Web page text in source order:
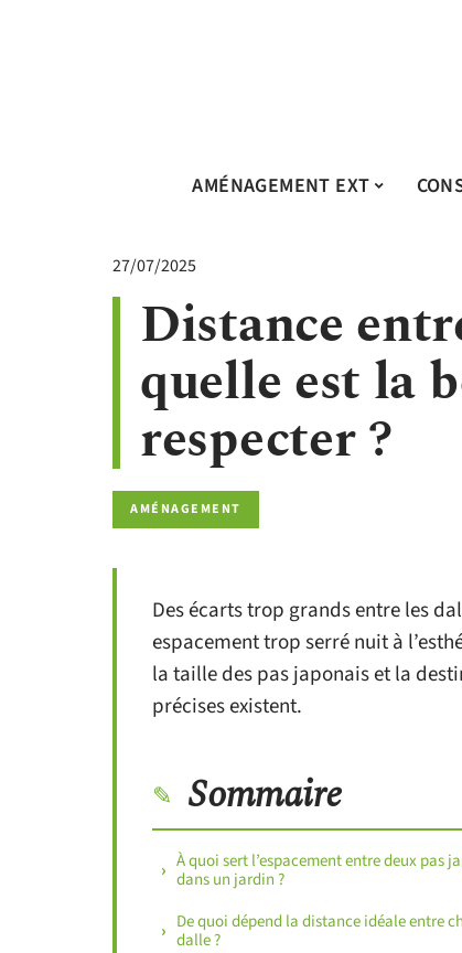
AMÉNAGEMENT EXT
27/07/2025
Distance
quelle est la
respecter ?
AMÉNAGEMENT
Des écarts trop grands entre les
espacement trop serré nuit à
la taille des pas japonais et la
précises existent.
Sommaire
À quoi sert l’espacement entre deux pas
dans un jardin ?
De quoi dépend la distance idéale entre
dalle ?